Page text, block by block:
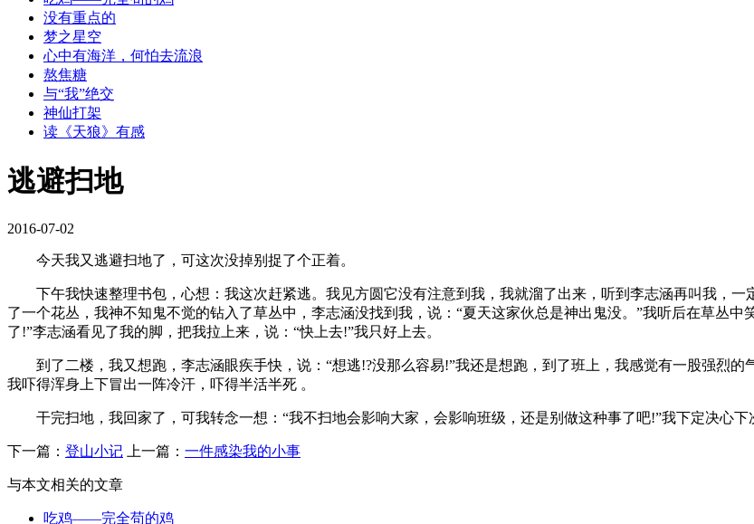
没有重点的
梦之星空
心中有海洋，何怕去流浪
熬焦糖
与“我”绝交
神仙打架
读《天狼》有感
逃避扫地
2016-07-02
今天我又逃避扫地了，可这次没掉别捉了个正着。
下午我快速整理书包，心想：我这次赶紧逃。我见方圆它没有注意到我，我就溜了出来，听到李志涵再叫我，一
了一个花丛，我神不知鬼不觉的钻入了草丛中，李志涵没找到我，说：“夏天这家伙总是神出鬼没。”我听后在草丛
了!”李志涵看见了我的脚，把我拉上来，说：“快上去!”我只好上去。
到了二楼，我又想跑，李志涵眼疾手快，说：“想逃!?没那么容易!”我还是想跑，到了班上，我感觉有一股强烈的
我吓得浑身上下冒出一阵冷汗，吓得半活半死 。
干完扫地，我回家了，可我转念一想：“我不扫地会影响大家，会影响班级，还是别做这种事了吧!”我下定决心下
下一篇： 登山小记 上一篇： 一件感染我的小事
与本文相关的文章
吃鸡——完全苟的鸡